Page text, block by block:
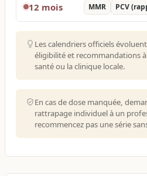
12 mois MMR PCV
Les calendriers officiels
éligibilité et recommandations
santé ou la clinique locale.
En cas de dose manquée,
rattrapage individuel à un
recommencez pas une série